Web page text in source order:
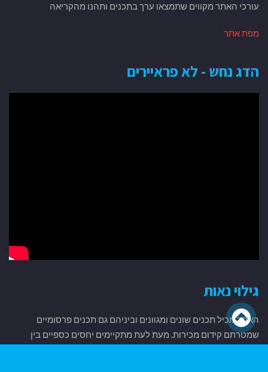
עורכי האתר מקווים שתמצאו ערך בתכנים ותהנו מהקריאה
מפת אתר
הדג נחש - לא פראיירים
גילוי נאות
האתר מכיל תכנים שונים ומגוונים וביניהם גם תכנים פרסומיים
שמטרתם קידום מכירות. מעת לעת מתקיימים יחסים כספיים בין
גלילה
לראש